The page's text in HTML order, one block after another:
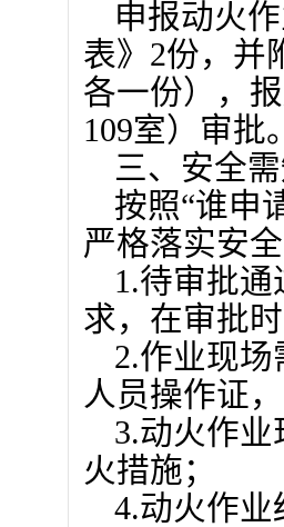
申报动火
表》2份，并
各一份），
109室）审批
三、安全
按照“谁申
严格落实安
1.待审批
求，在审批
2.作业现
人员操作证
3.动火作
火措施；
4.动火作